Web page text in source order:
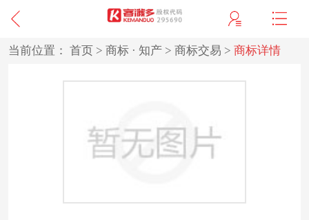
当前位置： 首页 > 商标 · 知产 > 商标交易 > 商标详情